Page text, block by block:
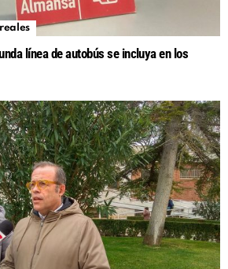
línea de autobús se incluya en los